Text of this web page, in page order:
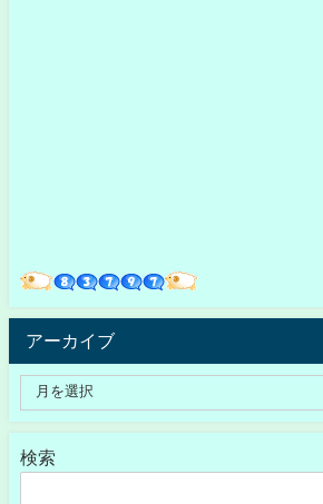
アーカイブ
検索